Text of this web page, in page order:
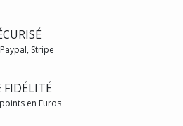
Stripe
FIDÉLITÉ
en Euros